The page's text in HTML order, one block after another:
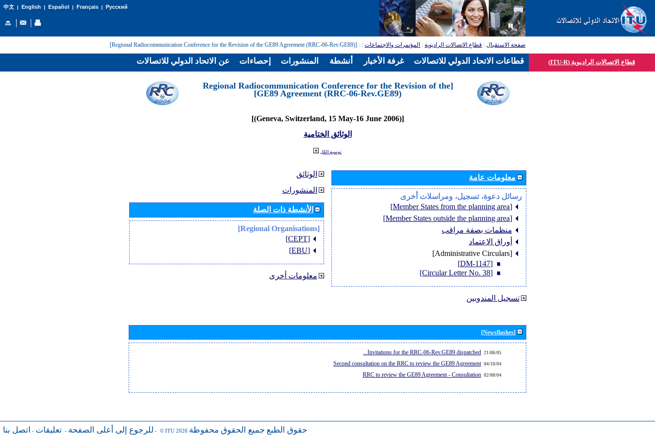
中文| English | Español | Français| Русский
صفحة الاستقبال: قطاع الاتصالات الراديوية: المؤتمرات والاجتماعات:
: [Regional Radiocommunication Conference for the Revision of the GE89 Agreement (RRC-06-Rev.GE89)]
قطاع الاتصالات الراديوية (ITU-R)
[Regional Radiocommunication Conference for the Revision of the
GE89 Agreement (RRC-06-Rev.GE89)]
[(Geneva, Switzerland, 15 May-16 June 2006)]
الوثائق الختامية
توسيع الكل
الوثائق
المنشورات
الأنشطة ذات الصلة
[Regional Organisations]
[CEPT]
[EBU]
معلومات أخرى
معلومات عامة
رسائل دعوة، تسجيل، ومراسلات أخرى
[Member States from the planning area]
[Member States outside the planning area]
منظمات بصفة مراقب
أوراق الاعتماد
[Administrative Circulars]
[DM-1147]
[Circular Letter No. 38]
تسجيل المندوبين
[Newsflashes]
21/06/05
Invitations for the RRC-06-Rev.GE89 dispatched...
04/10/04
Second consultation on the RRC to review the GE89 Agreement
02/08/04
RRC to review the GE89 Agreement - Consultation
للرجوع إلى أعلى الصفحة - تعليقات - اتصل بنا - © ITU 2026 حقوق الطبع جميع الحقوق محفوظة
عن الاتحاد الدولي للاتصالات إحصاءات المنشورات أنشطة غرفة الأخبار قطاعات الاتحاد الدولي للاتصالات